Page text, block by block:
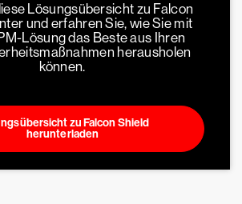
Lösungsübersicht zu Falcon
und erfahren Sie, wie Sie mit
Lösung das Beste aus Ihren
herausholen
können.
zu Falcon Shield
herunterladen